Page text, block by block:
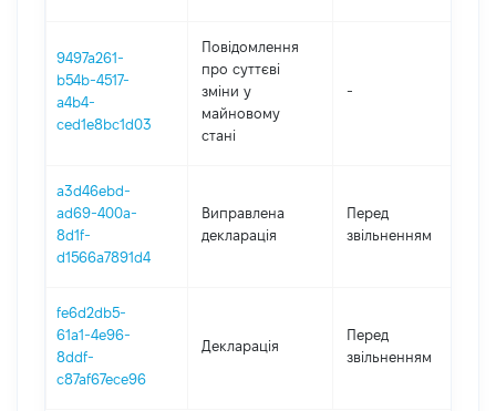
9497a261-
b54b-4517-
a4b4-
ced1e8bc1d03
Повідомлення
про суттєві
зміни y
майновому
стані
-
a3d46ebd-
ad69-400a-
8d1f-
d1566a7891d4
Виправлена
декларація
Перед
звільненням
fe6d2db5-
61a1-4e96-
8ddf-
c87af67ece96
Декларація
Перед
звільненням